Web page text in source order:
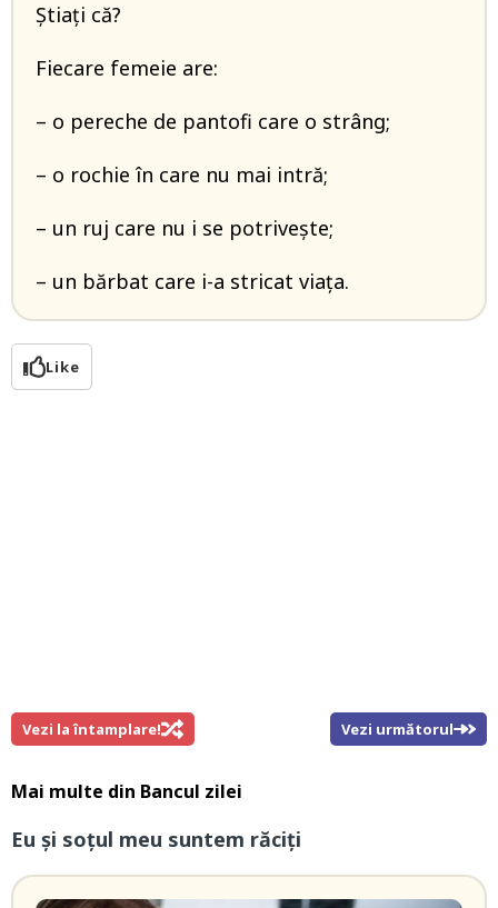
Știați că?
Fiecare femeie are:
– o pereche de pantofi care o strâng;
– o rochie în care nu mai intră;
– un ruj care nu i se potrivește;
– un bărbat care i-a stricat viața.
Like
Vezi la întamplare! Vezi următorul
Mai multe din Bancul zilei
Eu și soțul meu suntem răciți